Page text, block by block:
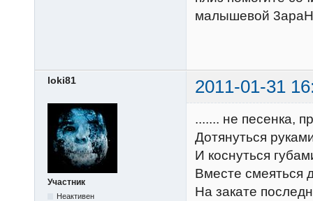
малышевой
loki81 2011-01-31
Участник
Неактивен
....... не песенка,
Дотянуться
И коснуться
Вместе смеяться
На закате